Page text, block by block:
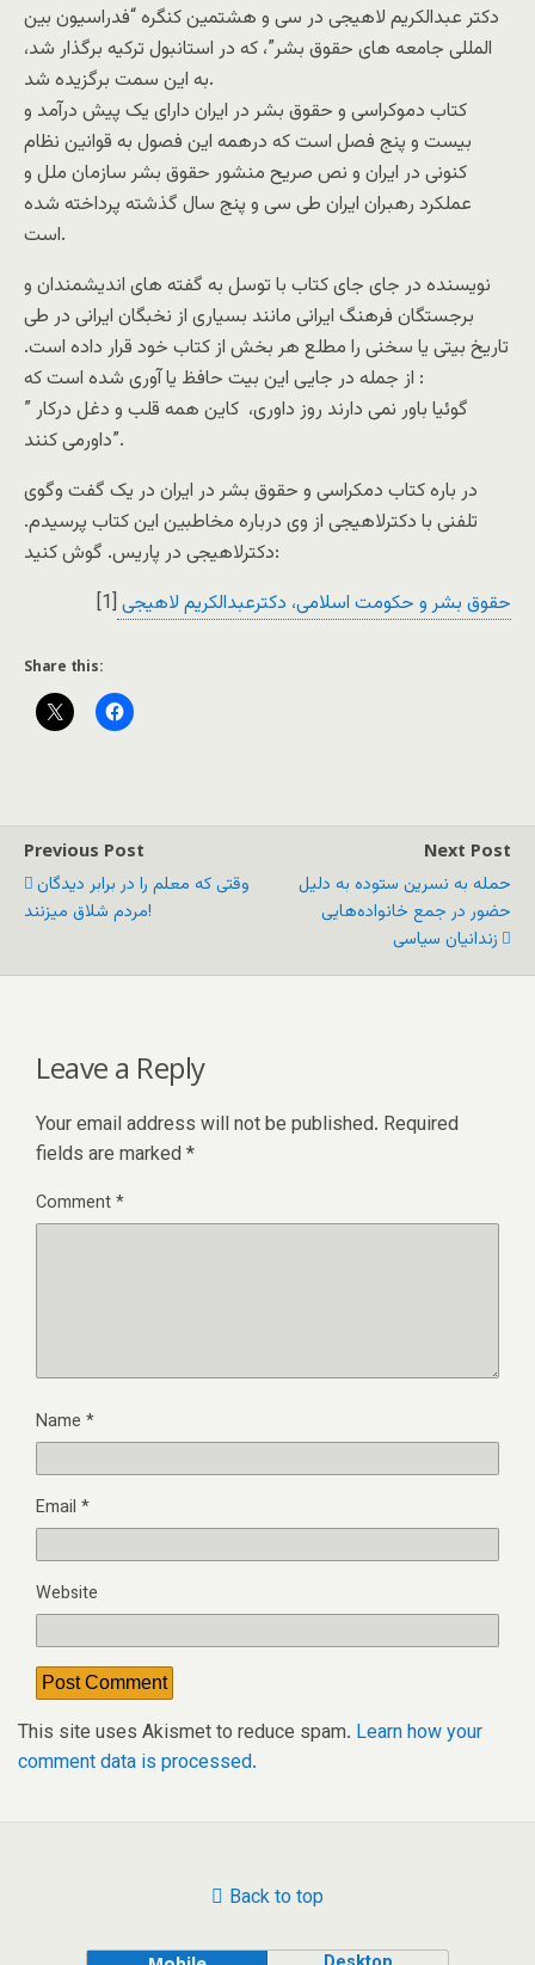
دکتر عبدالکریم لاهیجی در سی و هشتمین کنگره “فدراسیون بین
المللی جامعه های حقوق بشر”، که در استانبول ترکیه برگذار شد،
به این سمت برگزیده شد.
کتاب دموکراسی و حقوق بشر در ایران دارای یک پیش درآمد و
بیست و پنج فصل است که درهمه این فصول به قوانین نظام
کنونی در ایران و نص صریح منشور حقوق بشر سازمان ملل و
عملکرد رهبران ایران طی سی و پنج سال گذشته پرداخته شده
است.
نویسنده در جای جای کتاب با توسل به گفته های اندیشمندان و
برجستگان فرهنگ ایرانی مانند بسیاری از نخبگان ایرانی در طی
تاریخ بیتی یا سخنی را مطلع هر بخش از کتاب خود قرار داده است.
از جمله در جایی این بیت حافظ یا آوری شده است که :
” گوئیا باور نمی دارند روز داوری، کاین همه قلب و دغل درکار
داورمی کنند”.
در باره کتاب دمکراسی و حقوق بشر در ایران در یک گفت وگوی
تلفنی با دکترلاهیجی از وی درباره مخاطبین این کتاب پرسیدم.
دکترلاهیجی در پاریس. گوش کنید:
حقوق بشر و حکومت اسلامی، دکترعبدالکریم لاهیجی[1]
Share this:
Previous Post
وقتی که معلم را در برابر دیدگان
مردم شلاق میزنند!
Next Post
حمله به نسرین ستوده به دلیل
حضور در جمع خانواده‌هایی
زندانیان سیاسی
Leave a Reply
Your email address will not be published. Required
fields are marked *
Comment*
Name *
Email *
Website
This site uses Akismet to reduce spam. Learn how your
comment data is processed.
Back to top